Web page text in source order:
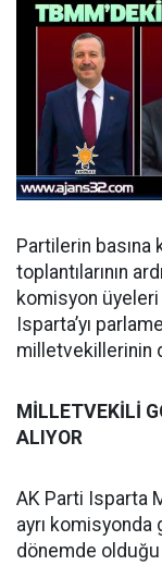
Partilerin basına
toplantılarının
komisyon
Isparta’yı
milletvekillerinin
MİLLETVEKİLİ
ALIYOR
AK Parti Isparta
ayrı komisyonda
dönemde